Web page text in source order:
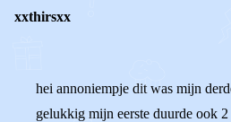
xxthirsxx
hei annoniempje dit was mijn
gelukkig mijn eerste duurde ook